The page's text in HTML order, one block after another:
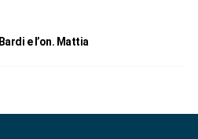
e l’on. Mattia